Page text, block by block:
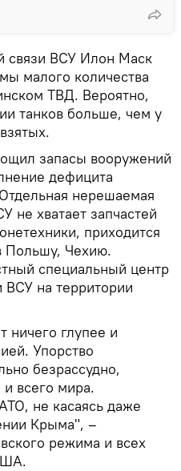
связи ВСУ Илон Маск
малого количества
ТВД. Вероятно,
танков больше, чем у
запасы вооружений
дефицита
нерешаемая
не хватает запчастей
приходится
Польшу, Чехию.
специальный центр
ВСУ на территории
ничего глупее и
Упорство
безрассудно,
всего мира.
не касаясь даже
Крыма", –
режима и всех